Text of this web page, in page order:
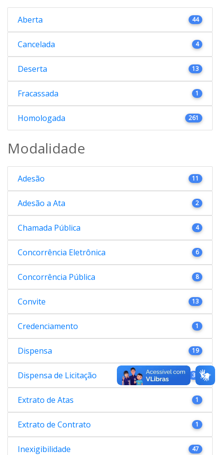
Aberta 44
Cancelada 4
Deserta 13
Fracassada 1
Homologada 261
Modalidade
Adesão 11
Adesão a Ata 2
Chamada Pública 4
Concorrência Eletrônica 6
Concorrência Pública 8
Convite 13
Credenciamento 1
Dispensa 19
Dispensa de Licitação 38
Extrato de Atas 1
Extrato de Contrato 1
Inexigibilidade 47